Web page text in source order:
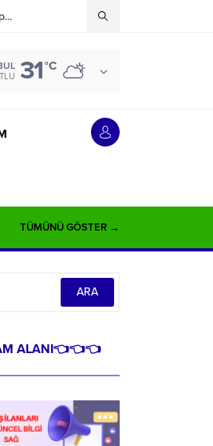
31°C
TÜMÜNÜ GÖSTER →
ALANI👈👈👈